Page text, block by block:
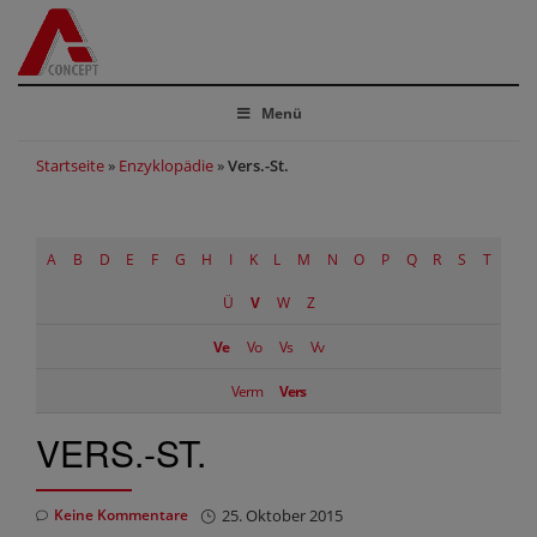
Menü
Startseite » Enzyklopädie »Vers.-St.
A B D E F G H I K L M N O P Q R S T
Ü V W Z
Ve Vo Vs Vv
Verm Vers
VERS.-ST.
25. Oktober 2015
Keine Kommentare